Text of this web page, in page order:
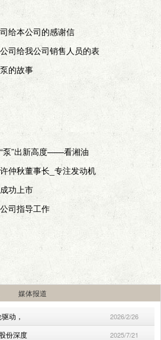
给本公司的感谢信
司给我公司销售人员的表
的故事
泵”出新高度——看湘油
仲秋董事长_专注发动机
功上市
司指导工作
媒体报道
动， 2026/2/26
份深度 2025/7/21